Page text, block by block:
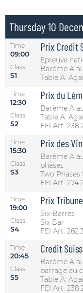
Thursday 10
Time
09:00
Class
S1
Prix Credit
Epreuve
Barème A
Table A:
Time
12:30
Class
S2
Prix du
Barème A
Table A:
FEI Art.
Time
15:30
Class
S3
Prix des
Barème A
phases
Two Phases
FEI Art.
Time
19:00
Class
S4
Prix
Six-Barres
Six Bar
FEI Art. 262.3
Time
20:45
Class
S5
Credit
Barème A
barrage au
Table A:
FEI Art.